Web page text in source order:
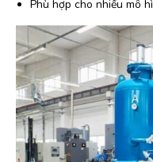
Phù hợp cho nhiều mô